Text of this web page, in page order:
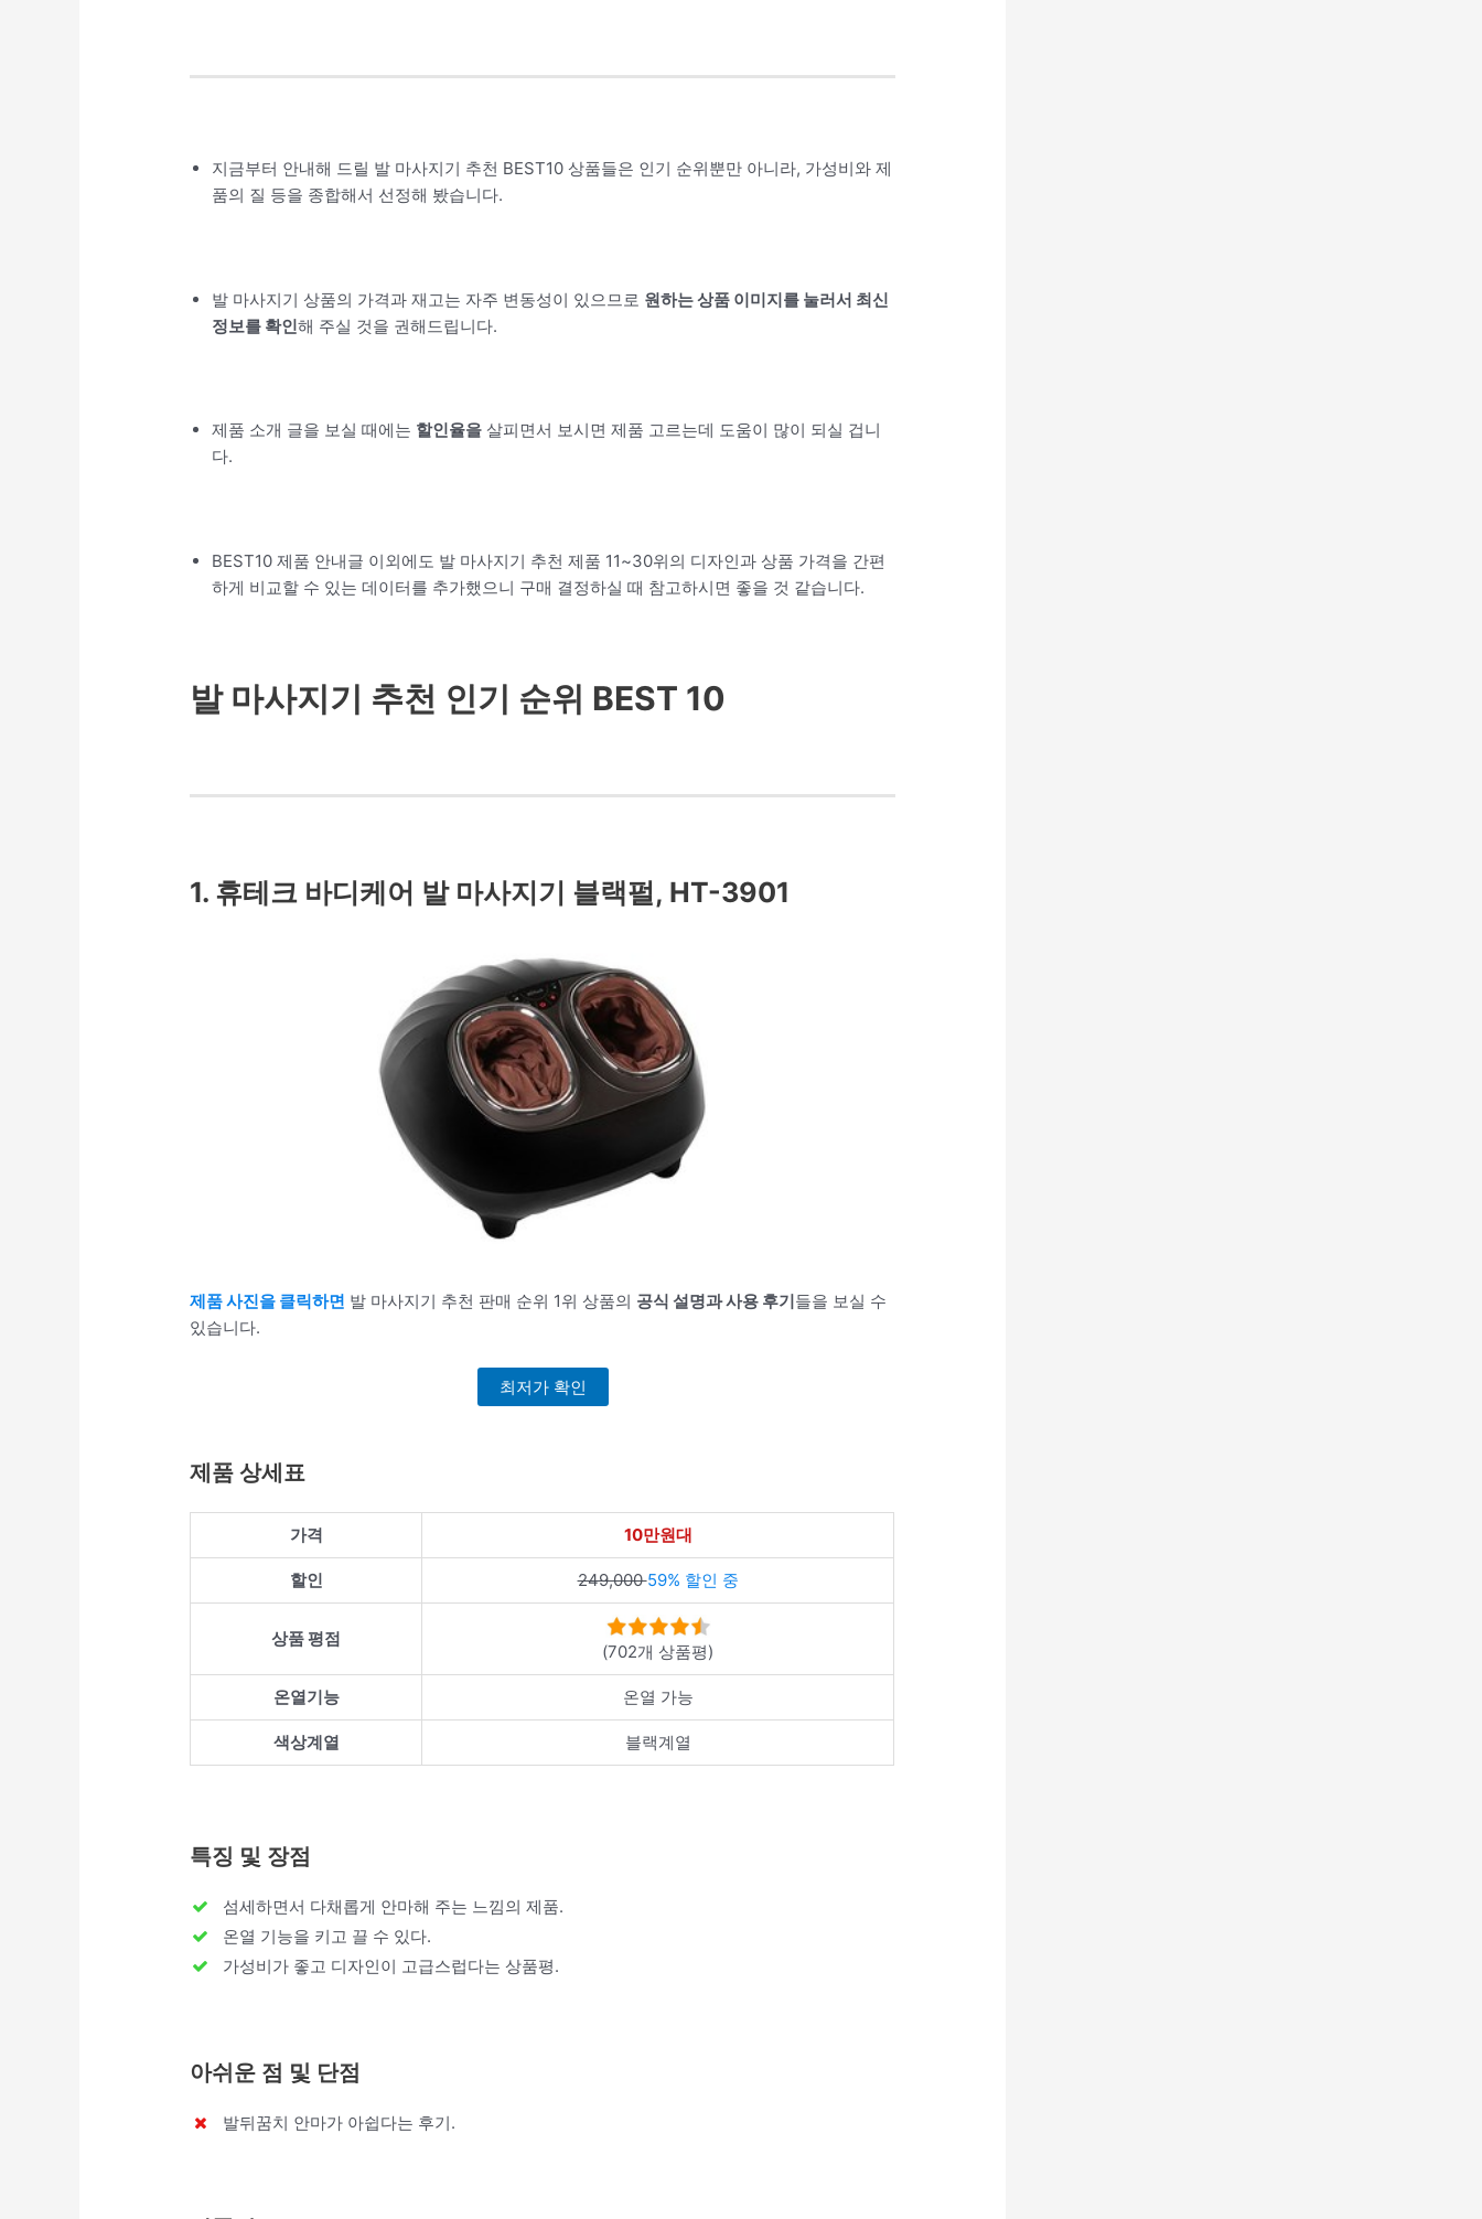
지금부터 안내해 드릴 발 마사지기 추천 BEST10 상품들은 인기 순위뿐만 아니라, 가성비와 제
품의 질 등을 종합해서 선정해 봤습니다.
발 마사지기 상품의 가격과 재고는 자주 변동성이 있으므로 원하는 상품 이미지를 눌러서 최신
정보를 확인해 주실 것을 권해드립니다.
제품 소개 글을 보실 때에는 할인율을 살피면서 보시면 제품 고르는데 도움이 많이 되실 겁니
다.
BEST10 제품 안내글 이외에도 발 마사지기 추천 제품 11~30위의 디자인과 상품 가격을 간편
하게 비교할 수 있는 데이터를 추가했으니 구매 결정하실 때 참고하시면 좋을 것 같습니다.
발 마사지기 추천 인기 순위 BEST 10
1. 휴테크 바디케어 발 마사지기 블랙펄, HT-3901
제품 사진을 클릭하면 발 마사지기 추천 판매 순위 1위 상품의 공식 설명과 사용 후기들을 보실 수
있습니다.
최저가 확인
제품 상세표
가격 10만원대
할인 249,00059% 할인 중
상품 평점
(702개 상품평)
온열기능 온열 가능
색상계열 블랙계열
특징 및 장점
섬세하면서 다채롭게 안마해 주는 느낌의 제품.
온열 기능을 키고 끌 수 있다.
가성비가 좋고 디자인이 고급스럽다는 상품평.
아쉬운 점 및 단점
발뒤꿈치 안마가 아쉽다는 후기.